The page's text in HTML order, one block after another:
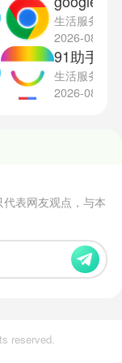
生活服务
2026-08-07
生活服务
2026-08-07
表网友观点，与本
reserved.